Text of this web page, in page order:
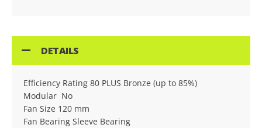
DETAILS
Efficiency Rating 80 PLUS Bronze (up to 85%)
Modular No
Fan Size 120 mm
Fan Bearing Sleeve Bearing